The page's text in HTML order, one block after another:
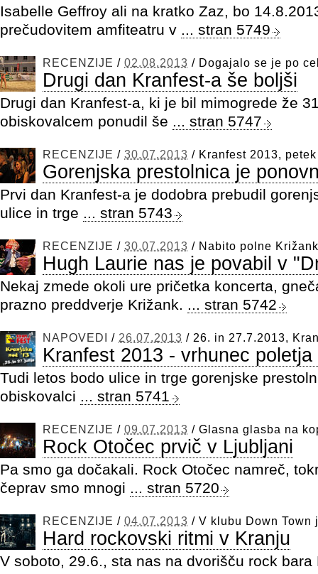
Isabelle Geffroy ali na kratko Zaz, bo
prečudovitem amfiteatru v ... stran 5749
RECENZIJE / 02.08.2013 / Dogajalo se je po
Drugi dan Kranfest-a še boljši
Drugi dan Kranfest-a, ki je bil mimogrede že
obiskovalcem ponudil še ... stran 5747
RECENZIJE / 30.07.2013 / Kranfest 2013, petek
Gorenjska prestolnica je
Prvi dan Kranfest-a je dodobra prebudil
ulice in trge ... stran 5743
RECENZIJE / 30.07.2013 / Nabito polne
Hugh Laurie nas je povabil v
Nekaj zmede okoli ure pričetka koncerta,
prazno preddverje Križank. ... stran 5742
NAPOVEDI / 26.07.2013 / 26. in 27.7.2013,
Kranfest 2013 - vrhunec
Tudi letos bodo ulice in trge gorenjske
obiskovalci ... stran 5741
RECENZIJE / 09.07.2013 / Glasna glasba na
Rock Otočec prvič v Ljubljani
Pa smo ga dočakali. Rock Otočec namreč,
čeprav smo mnogi ... stran 5720
RECENZIJE / 04.07.2013 / V klubu Down Town
Hard rockovski ritmi v Kranju
V soboto, 29.6., sta nas na dvorišču rock bara